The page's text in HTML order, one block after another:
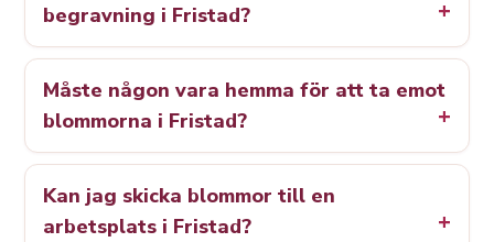
begravning i Fristad?
Måste någon vara hemma för att ta emot
blommorna i Fristad?
Kan jag skicka blommor till en
arbetsplats i Fristad?